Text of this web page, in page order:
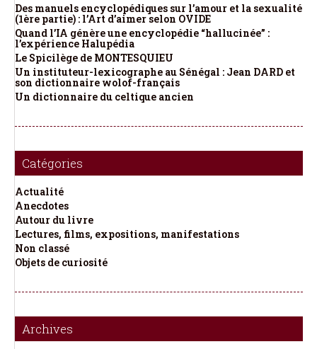
Des manuels encyclopédiques sur l’amour et la sexualité
(1ère partie) : l’Art d’aimer selon OVIDE
Quand l’IA génère une encyclopédie “hallucinée” :
l’expérience Halupédia
Le Spicilège de MONTESQUIEU
Un instituteur-lexicographe au Sénégal : Jean DARD et
son dictionnaire wolof-français
Un dictionnaire du celtique ancien
Catégories
Actualité
Anecdotes
Autour du livre
Lectures, films, expositions, manifestations
Non classé
Objets de curiosité
Archives